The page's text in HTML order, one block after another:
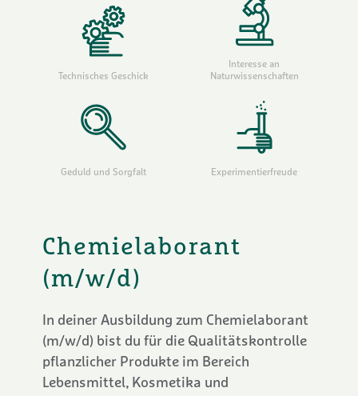
Technisches Geschick
Interesse an
Naturwissenschaften
Geduld und Sorgfalt Experimentierfreude
Chemielaborant
(m/w/d)
In deiner Ausbildung zum Chemielaborant
(m/w/d) bist du für die Qualitätskontrolle
pflanzlicher Produkte im Bereich
Lebensmittel, Kosmetika und